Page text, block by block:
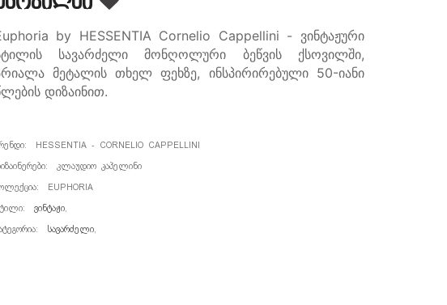
by HESSENTIA Cornelio Cappellini - ვინტაჟური
სავარძელი მონღოლური ბეწვის ქსოვილში,
მეტალის თხელ ფეხზე, ინსპირირებული 50-იანი
დიზაინით.
HESSENTIA - CORNELIO CAPPELLINI
ᲙᲚᲐᲣᲓᲘᲝ ᲙᲐᲞᲔᲚᲘᲜᲘ
EUPHORIA
ᲕᲘᲜᲢᲐᲟᲘ,
ᲡᲐᲕᲐᲠᲫᲔᲚᲘ,